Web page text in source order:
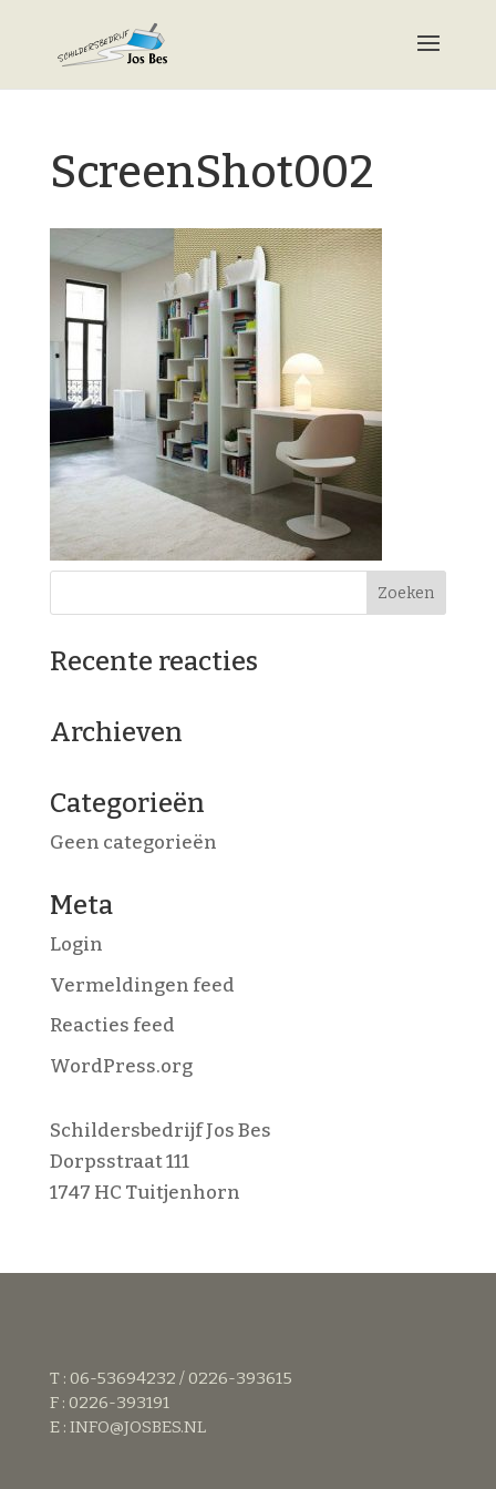
ScreenShot002
Recente reacties
Archieven
Categorieën
Geen categorieën
Meta
Login
Vermeldingen feed
Reacties feed
WordPress.org
Schildersbedrijf Jos Bes
Dorpsstraat 111
1747 HC Tuitjenhorn
T : 06-53694232 / 0226-393615
F : 0226-393191
E : INFO@JOSBES.NL